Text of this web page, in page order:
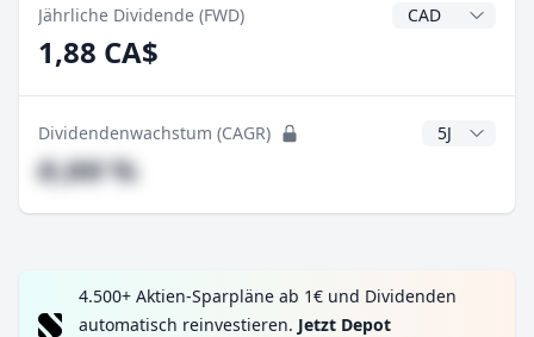
Jährliche Dividende (FWD)
1,88 CA$
Dividendenwachstum (CAGR) CAGR Jahre
#,## %
4.500+ Aktien-Sparpläne ab 1€ und Dividenden
automatisch reinvestieren. Jetzt Depot